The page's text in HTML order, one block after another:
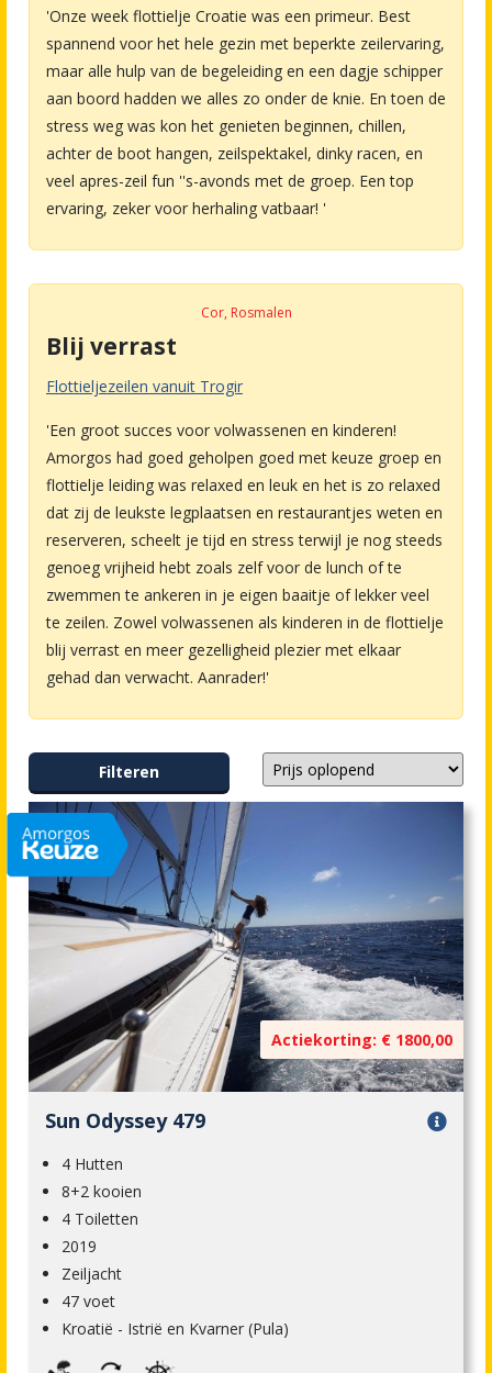
'Onze week flottielje Croatie was een primeur. Best
spannend voor het hele gezin met beperkte zeilervaring,
maar alle hulp van de begeleiding en een dagje schipper
aan boord hadden we alles zo onder de knie. En toen de
stress weg was kon het genieten beginnen, chillen,
achter de boot hangen, zeilspektakel, dinky racen, en
veel apres-zeil fun ''s-avonds met de groep. Een top
ervaring, zeker voor herhaling vatbaar! '
Cor, Rosmalen
Blij verrast
Flottieljezeilen vanuit Trogir
'Een groot succes voor volwassenen en kinderen!
Amorgos had goed geholpen goed met keuze groep en
flottielje leiding was relaxed en leuk en het is zo relaxed
dat zij de leukste legplaatsen en restaurantjes weten en
reserveren, scheelt je tijd en stress terwijl je nog steeds
genoeg vrijheid hebt zoals zelf voor de lunch of te
zwemmen te ankeren in je eigen baaitje of lekker veel
te zeilen. Zowel volwassenen als kinderen in de flottielje
blij verrast en meer gezelligheid plezier met elkaar
gehad dan verwacht. Aanrader!'
Filteren
Actiekorting: € 1800,00
Sun Odyssey 479
4 Hutten
8+2 kooien
4 Toiletten
2019
Zeiljacht
47 voet
Kroatië - Istrië en Kvarner (Pula)